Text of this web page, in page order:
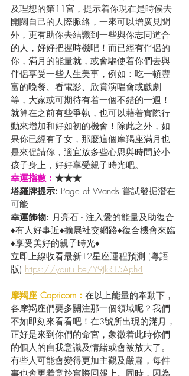
及理想的第11宮，提示着你現在是時候去
開闊自己的人際脈絡，一來可以增廣見聞
外，更有助你去結識到一些與你志同道合
的人，好好把握時機吧！而已經有伴侶的
你，滿月的能量就，或會驅使着你們去與
伴侶享受一些人生美事，例如：吃一頓豐
富的晚餐、看電影、欣賞演唱會或戲劇
等，大家或可期待有着一個不錯的一週！
就算在之前有些爭執，也可以藉着實際行
動來增加和好如初的機會！除此之外，如
果你已經有子女，那麼這個摩羯座滿月也
是來促請你，適宜放多些心思與時間於小
孩子身上，好好享受親子時光吧。
幸運指數： ★★★
塔羅牌提示: Page of Wands 嘗試發掘潛在
可能
幸運飾物: 月亮石 - 注入愛的能量及助復合
♦有人好事近♦擴展社交網路♦復合機會來臨
♦享受美好的親子時光♦
立即上線收看最新12星座運程預測 (粵語
版) https://youtu.be/Y9JkR15Aph4
摩羯座 Capricorn： 在以上能量的牽動下，
各摩羯座們要多關注那一個領域呢？我們
不如即刻來看看吧！在3號所出現的滿月，
正好是來到你們的命宮，象徵着此時你們
的個人的自我意識及情緒或會被放大了。
有些人可能會變得更加主觀及嚴肅，每件
事也會更着意於實際回報上。同時，因為